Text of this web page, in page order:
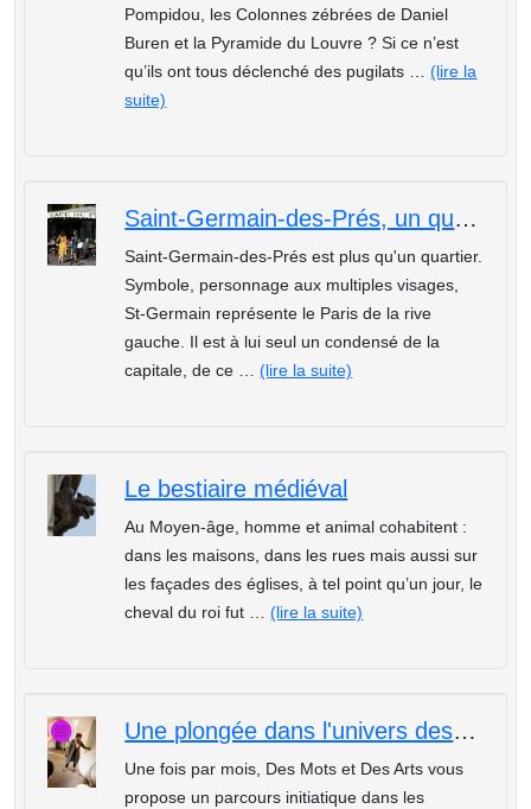
Pompidou, les Colonnes zébrées de Daniel
Buren et la Pyramide du Louvre ? Si ce n’est
qu’ils ont tous déclenché des pugilats …(lire la
suite)
Saint-Germain-des-Prés, un quartier aux mille visages
Saint-Germain-des-Prés est plus qu'un quartier.
Symbole, personnage aux multiples visages,
St-Germain représente le Paris de la rive
gauche. Il est à lui seul un condensé de la
capitale, de ce …(lire la suite)
Le bestiaire médiéval
Au Moyen-âge, homme et animal cohabitent :
dans les maisons, dans les rues mais aussi sur
les façades des églises, à tel point qu’un jour, le
cheval du roi fut …(lire la suite)
Une plongée dans l'univers des galeries parisiennes - le Bas-Marais
Une fois par mois, Des Mots et Des Arts vous
propose un parcours initiatique dans les